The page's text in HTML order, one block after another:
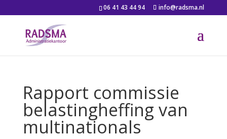
06 41 43 44 94 info@radsma.nl
Rapport commissie
belastingheffing van
multinationals